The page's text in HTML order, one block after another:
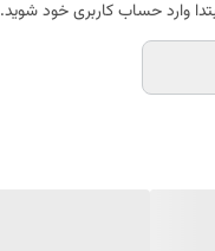
وارد حساب کاربری خود شوید.